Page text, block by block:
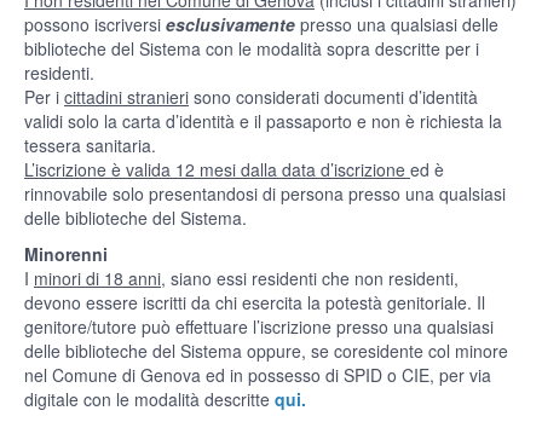
possono iscriversi esclusivamente presso una qualsiasi delle
biblioteche del Sistema con le modalità sopra descritte per i
residenti.
Per i cittadini stranieri sono considerati documenti d’identità
validi solo la carta d’identità e il passaporto e non è richiesta la
tessera sanitaria.
L’iscrizione è valida 12 mesi dalla data d’iscrizione ed è
rinnovabile solo presentandosi di persona presso una qualsiasi
delle biblioteche del Sistema.
Minorenni
I minori di 18 anni, siano essi residenti che non residenti,
devono essere iscritti da chi esercita la potestà genitoriale. Il
genitore/tutore può effettuare l’iscrizione presso una qualsiasi
delle biblioteche del Sistema oppure, se coresidente col minore
nel Comune di Genova ed in possesso di SPID o CIE, per via
digitale con le modalità descritte qui.